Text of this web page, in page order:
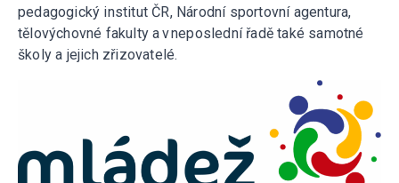
pedagogický institut ČR, Národní sportovní agentura,
tělovýchovné fakulty a v neposlední řadě také samotné
školy a jejich zřizovatelé.